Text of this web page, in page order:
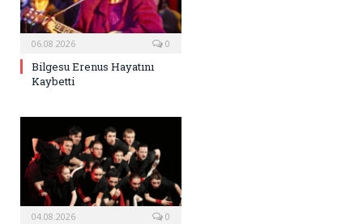
06.08.2026 0
Bilgesu Erenus Hayatını
Kaybetti
04.08.2026 0